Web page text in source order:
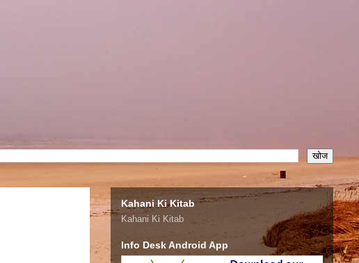
Kahani Ki Kitab
Kahani Ki Kitab
Info Desk Android App